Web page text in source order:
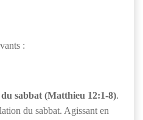
:
sabbat (Matthieu 12:1-8).
du sabbat. Agissant en